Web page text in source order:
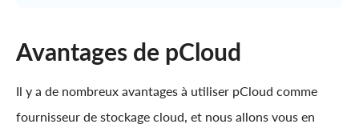
Avantages de pCloud
Il y a de nombreux avantages à utiliser pCloud comme
fournisseur de stockage cloud, et nous allons vous en